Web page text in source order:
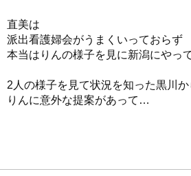
直美は
派出看護婦会がうまくいっておらず
本当はりんの様子を見に新潟にやっ
2人の様子を見て状況を知った黒川か
りんに意外な提案があって…